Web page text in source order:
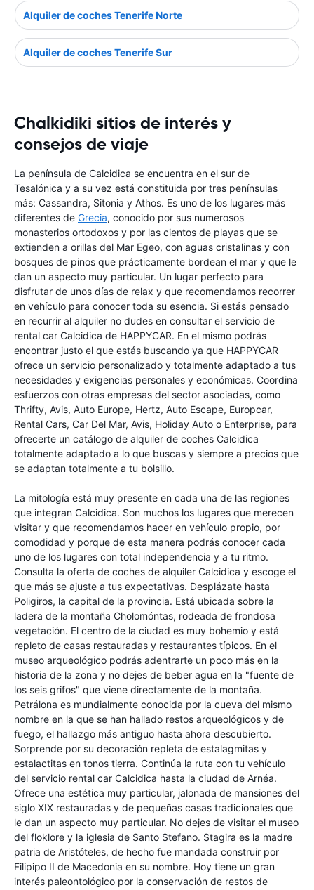
Alquiler de coches Tenerife Norte
Alquiler de coches Tenerife Sur
Chalkidiki sitios de interés y
consejos de viaje
La península de Calcidica se encuentra en el sur de
Tesalónica y a su vez está constituida por tres penínsulas
más: Cassandra, Sitonia y Athos. Es uno de los lugares más
diferentes de Grecia, conocido por sus numerosos
monasterios ortodoxos y por las cientos de playas que se
extienden a orillas del Mar Egeo, con aguas cristalinas y con
bosques de pinos que prácticamente bordean el mar y que le
dan un aspecto muy particular. Un lugar perfecto para
disfrutar de unos días de relax y que recomendamos recorrer
en vehículo para conocer toda su esencia. Si estás pensado
en recurrir al alquiler no dudes en consultar el servicio de
rental car Calcidica de HAPPYCAR. En el mismo podrás
encontrar justo el que estás buscando ya que HAPPYCAR
ofrece un servicio personalizado y totalmente adaptado a tus
necesidades y exigencias personales y económicas. Coordina
esfuerzos con otras empresas del sector asociadas, como
Thrifty, Avis, Auto Europe, Hertz, Auto Escape, Europcar,
Rental Cars, Car Del Mar, Avis, Holiday Auto o Enterprise, para
ofrecerte un catálogo de alquiler de coches Calcidica
totalmente adaptado a lo que buscas y siempre a precios que
se adaptan totalmente a tu bolsillo.
La mitología está muy presente en cada una de las regiones
que integran Calcidica. Son muchos los lugares que merecen
visitar y que recomendamos hacer en vehículo propio, por
comodidad y porque de esta manera podrás conocer cada
uno de los lugares con total independencia y a tu ritmo.
Consulta la oferta de coches de alquiler Calcidica y escoge el
que más se ajuste a tus expectativas. Desplázate hasta
Poligiros, la capital de la provincia. Está ubicada sobre la
ladera de la montaña Cholomóntas, rodeada de frondosa
vegetación. El centro de la ciudad es muy bohemio y está
repleto de casas restauradas y restaurantes típicos. En el
museo arqueológico podrás adentrarte un poco más en la
historia de la zona y no dejes de beber agua en la "fuente de
los seis grifos" que viene directamente de la montaña.
Petrálona es mundialmente conocida por la cueva del mismo
nombre en la que se han hallado restos arqueológicos y de
fuego, el hallazgo más antiguo hasta ahora descubierto.
Sorprende por su decoración repleta de estalagmitas y
estalactitas en tonos tierra. Continúa la ruta con tu vehículo
del servicio rental car Calcidica hasta la ciudad de Arnéa.
Ofrece una estética muy particular, jalonada de mansiones del
siglo XIX restauradas y de pequeñas casas tradicionales que
le dan un aspecto muy particular. No dejes de visitar el museo
del floklore y la iglesia de Santo Stefano. Stagira es la madre
patria de Aristóteles, de hecho fue mandada construir por
Filipipo II de Macedonia en su nombre. Hoy tiene un gran
interés paleontológico por la conservación de restos de